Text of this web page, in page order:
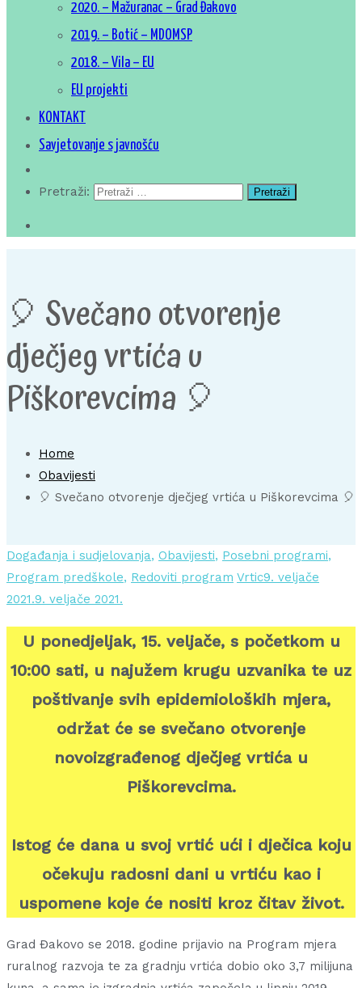
2020. – Mažuranac – Grad Đakovo
2019. – Botić – MDOMSP
2018. – Vila – EU
EU projekti
KONTAKT
Savjetovanje s javnošću
Pretraži:
🎈 Svečano otvorenje
dječjeg vrtića u
Piškorevcima 🎈
Home
Obavijesti
🎈 Svečano otvorenje dječjeg vrtića u Piškorevcima 🎈
Događanja i sudjelovanja, Obavijesti, Posebni programi,
Program predškole, Redoviti program Vrtic9. veljače
2021.9. veljače 2021.
U ponedjeljak, 15. veljače, s početkom u
10:00 sati, u najužem krugu uzvanika te uz
poštivanje svih epidemioloških mjera,
održat će se svečano otvorenje
novoizgrađenog dječjeg vrtića u
Piškorevcima.
Istog će dana u svoj vrtić ući i dječica koju
očekuju radosni dani u vrtiću kao i
uspomene koje će nositi kroz čitav život.
Grad Đakovo se 2018. godine prijavio na Program mjera
ruralnog razvoja te za gradnju vrtića dobio oko 3,7 milijuna